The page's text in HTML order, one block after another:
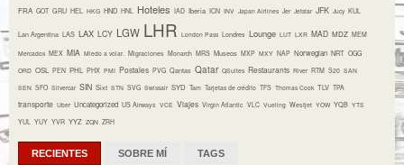
FRA GOT GRU HEL HKG HND HNL Hoteles IAD Iberia ICN INV Japan Airlines Jer Jetstar JFK Jucy KUL
Lan Argentina LAS LAX LCY LGW LHR London Pass Londres Lounge LUT LXR MAD MDZ MEM
Mercados MEX MIA Miedo a volar. Migraciones Monarch MRS Museos MXP MXY NAP Norwegian NRT OGG
ORD OSL PEN PHL PHX PMI Postales PVG Qantas Qatar QSuites Restaurants River RTM S20 SAN
SEN SFO Silvercar SIN Sixt STN SVG Swissair SYD Tam Tarjetas de crédito TFS Thomas Cook TLV TPA
transporte Uber Uncategorized US Airways VCE Viajes Virgin Atlantic VLC Vueling Westjet YOW YQB YTS
YUL YUY YVR YYZ ZQN ZRH
RECIENTES SOBRE MÍ TAGS